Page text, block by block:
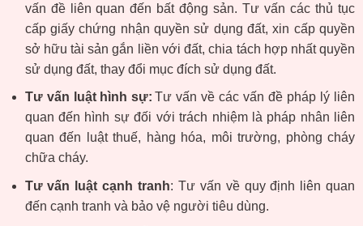
vấn đề liên quan đến bất động sản. Tư vấn các thủ tục
cấp giấy chứng nhận quyền sử dụng đất, xin cấp quyền
sở hữu tài sản gắn liền với đất, chia tách hợp nhất quyền
sử dụng đất, thay đổi mục đích sử dụng đất.
Tư vấn luật hình sự: Tư vấn về các vấn đề pháp lý liên
quan đến hình sự đối với trách nhiệm là pháp nhân liên
quan đến luật thuế, hàng hóa, môi trường, phòng cháy
chữa cháy.
Tư vấn luật cạnh tranh: Tư vấn về quy định liên quan
đến cạnh tranh và bảo vệ người tiêu dùng.